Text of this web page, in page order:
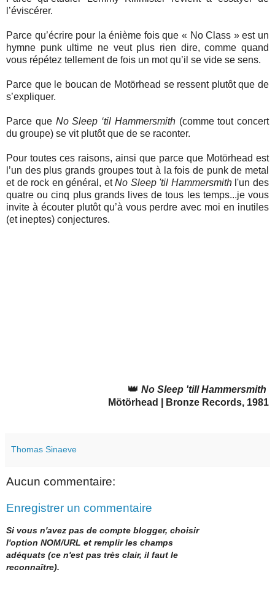
l’éviscérer.
Parce qu’écrire pour la énième fois que « No Class » est un
hymne punk ultime ne veut plus rien dire, comme quand
vous répétez tellement de fois un mot qu’il se vide se sens.
Parce que le boucan de Motörhead se ressent plutôt que de
s’expliquer.
Parce que No Sleep ‘til Hammersmith(comme tout concert
du groupe) se vit plutôt que de se raconter.
Pour toutes ces raisons, ainsi que parce que Motörhead est
l’un des plus grands groupes tout à la fois de punk de metal
et de rock en général, etNo Sleep 'til Hammersmithl'un des
quatre ou cinq plus grands lives de tous les temps...je vous
invite à écouter plutôt qu’à vous perdre avec moi en inutiles
(et ineptes) conjectures.
👑 No Sleep 'till Hammersmith
Mötörhead | Bronze Records, 1981
Thomas Sinaeve
Aucun commentaire:
Enregistrer un commentaire
Si vous n'avez pas de compte blogger, choisir
l'option NOM/URL et remplir les champs
adéquats (ce n'est pas très clair, il faut le
reconnaître).